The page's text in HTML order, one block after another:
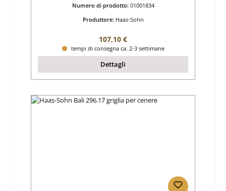
Numero di prodotto: 01001834
Produttore: Haas-Sohn
Prezzo normale:
107,10 €
tempi di consegna ca. 2-3 settimane
Dettagli